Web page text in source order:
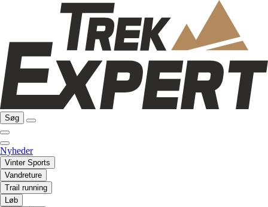
Søg
Nyheder
Vinter Sports
Vandreture
Trail running
Løb